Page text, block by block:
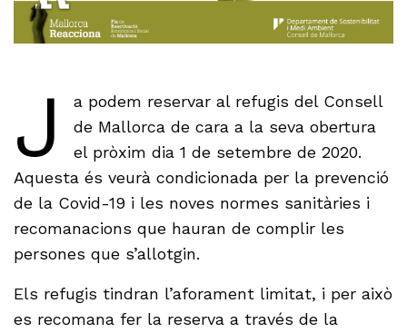
J
a podem reservar al refugis del Consell
de Mallorca de cara a la seva obertura
el pròxim dia 1 de setembre de 2020.
Aquesta és veurà condicionada per la prevenció
de la Covid-19 i les noves normes sanitàries i
recomanacions que hauran de complir les
persones que s’allotgin.
Els refugis tindran l’aforament limitat, i per això
es recomana fer la reserva a través de la